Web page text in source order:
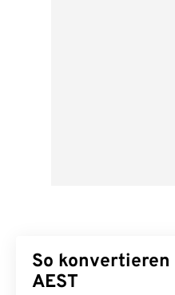
So konvertieren
AEST